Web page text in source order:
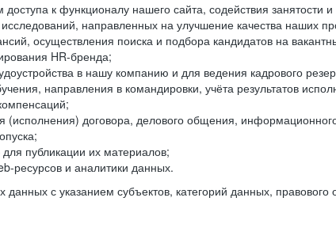
к функционалу нашего сайта, содействия занятости
направленных на улучшение качества наших
осуществления поиска и подбора кандидатов на
HR-бренда;
в нашу компанию и для ведения кадрового
направления в командировки, учёта результатов
(исполнения) договора, делового общения,
публикации их материалов;
ресурсов и аналитики данных.
с указанием субъектов, категорий данных,